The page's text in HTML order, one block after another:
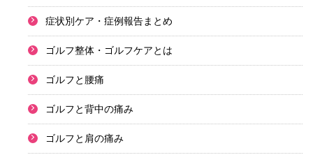
症状別ケア・症例報告まとめ
ゴルフ整体・ゴルフケアとは
ゴルフと腰痛
ゴルフと背中の痛み
ゴルフと肩の痛み